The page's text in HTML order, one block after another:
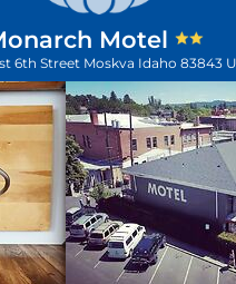
Motel
6th Street Moskva Idaho 83843